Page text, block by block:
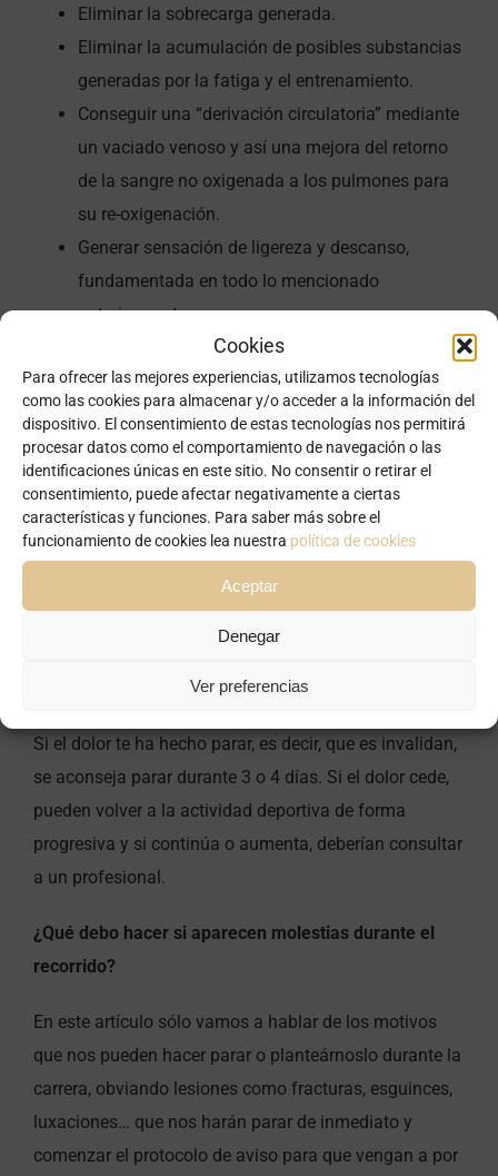
Cookies
Para ofrecer las mejores experiencias, utilizamos tecnologías
como las cookies para almacenar y/o acceder a la información del
dispositivo. El consentimiento de estas tecnologías nos permitirá
procesar datos como el comportamiento de navegación o las
identificaciones únicas en este sitio. No consentir o retirar el
consentimiento, puede afectar negativamente a ciertas
características y funciones. Para saber más sobre el
funcionamiento de cookies lea nuestra política de cookies
Aceptar
Denegar
Ver preferencias
Eliminar la sobrecarga generada.
Eliminar la acumulación de posibles substancias
generadas por la fatiga y el entrenamiento.
Conseguir una “derivación circulatoria” mediante
un vaciado venoso y así una mejora del retorno
de la sangre no oxigenada a los pulmones para
su re-oxigenación.
Generar sensación de ligereza y descanso,
fundamentada en todo lo mencionado
anteriormente.
realizar después del entrenamiento en el caso de que
aparezcan molestias o no.
Si durante el entrenamiento aparece un dolor agudo, se
recomienda parar, o en caso de que creas que puedes
continuar, sigue caminando. Actúa de la misma
manera si te encuentras en una carrera. Allí entrará en
Si el dolor te ha hecho parar, es decir, que es invalidan,
se aconseja parar durante 3 o 4 días. Si el dolor cede,
pueden volver a la actividad deportiva de forma
progresiva y si continúa o aumenta, deberían consultar
a un profesional.
¿Qué debo hacer si aparecen molestias durante el
recorrido?
En este artículo sólo vamos a hablar de los motivos
que nos pueden hacer parar o planteárnoslo durante la
carrera, obviando lesiones como fracturas, esguinces,
luxaciones… que nos harán parar de inmediato y
comenzar el protocolo de aviso para que vengan a por